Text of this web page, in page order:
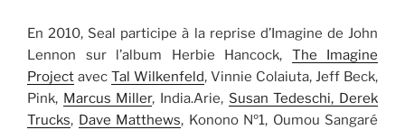
En 2010, Seal participe à la reprise d’Imagine de John
Lennon sur l’album Herbie Hancock, The Imagine
Project avec Tal Wilkenfeld, Vinnie Colaiuta, Jeff Beck,
Pink, Marcus Miller, India.Arie, Susan Tedeschi, Derek
Trucks, Dave Matthews, Konono Nº1, Oumou Sangaré